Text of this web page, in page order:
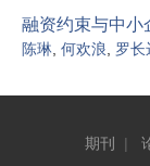
融资约束与中小
陈琳 何欢浪 罗长
期刊 |